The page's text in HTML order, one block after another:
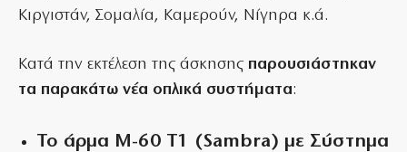
Κιργιστάν, Σομαλία, Καμερούν, Νίγηρα κ.ά.
Κατά την εκτέλεση της άσκησης παρουσιάστηκαν
τα παρακάτω νέα οπλικά συστήματα:
Το άρμα M-60 T1 (Sambra) με Σύστημα